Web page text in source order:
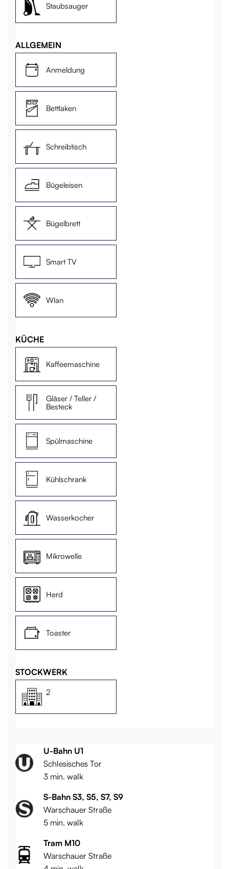
Staubsauger
ALLGEMEIN
Anmeldung
Bettlaken
Schreibtisch
Bügeleisen
Bügelbrett
Smart TV
Wlan
KÜCHE
Kaffeemaschine
Gläser / Teller /
Besteck
Spülmaschine
Kühlschrank
Wasserkocher
Mikrowelle
Herd
Toaster
STOCKWERK
2
U-Bahn U1
Schlesisches Tor
3 min. walk
S-Bahn S3, S5, S7, S9
Warschauer Straße
5 min. walk
Tram M10
Warschauer Straße